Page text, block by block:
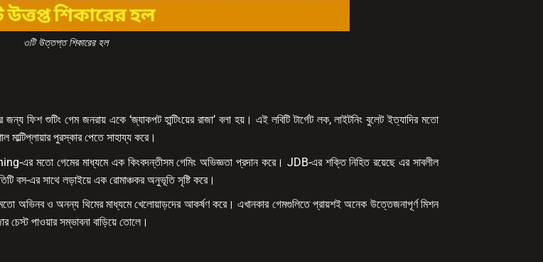
৩টি উত্তপ্ত শিকারের হল
ফিশ শুটিং গেম জনরায় একে ‘জ্যাকপট হান্টিংয়ের রাজা’ বলা হয়। এই লবিটি টার্গেট লক, লাইটনিং বুলেট ইত্যাদির মতো
পুরস্কার পেতে সাহায্য করে।
গেমের মাধ্যমে এক কিংবদন্তীসম গেমিং অভিজ্ঞতা প্রদান করে। JDB-এর শক্তি নিহিত রয়েছে এর সাবলীল
বস-এর সাথে লড়াইয়ে এক রোমাঞ্চকর অনুভূতি সৃষ্টি করে।
মতো অভিনব ও অনন্য থিমের মাধ্যমে খেলোয়াড়দের আকর্ষণ করে। এখানকার গেমগুলিতে প্রায়শই অনেক উত্তেজনাপূর্ণ মিশন
চেস্ট পাওয়ার সম্ভাবনা বাড়িয়ে তোলে।